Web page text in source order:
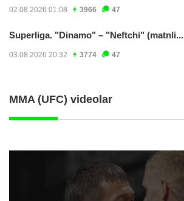
02.08.2026 01:08 3966 47
Superliga. "Dinamo" – "Neftchi" (matnli...
03.08.2026 20:32 3774 47
MMA (UFC) videolar